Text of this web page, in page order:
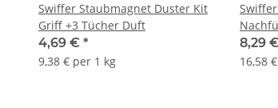
Swiffer Staubmagnet Duster Kit
Griff +3 Tücher Duft
4,69 € *
9,38 € per 1 kg
8,29
16,58